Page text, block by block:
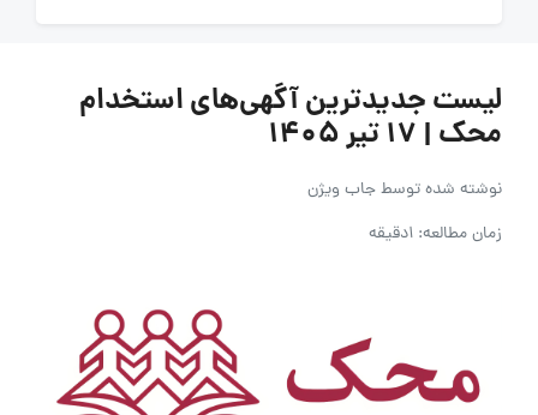
لیست جدیدترین آگهی‌های استخدام
محک | ۱۷ تیر ۱۴۰۵
نوشته شده توسطجاب ویژن
زمان مطالعه: 1دقیقه